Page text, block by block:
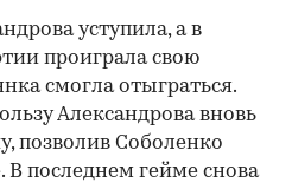
уступила, а в
проиграла свою
смогла отыграться.
Александрова вновь
позволив Соболенко
В последнем гейме снова